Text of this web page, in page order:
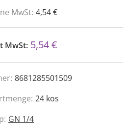
MwSt: 4,54 €
MwSt: 5,54 €
8681285501509
24 kos
GN 1/4